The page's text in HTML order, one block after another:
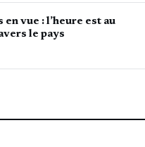
vue : l’heure est au
le pays